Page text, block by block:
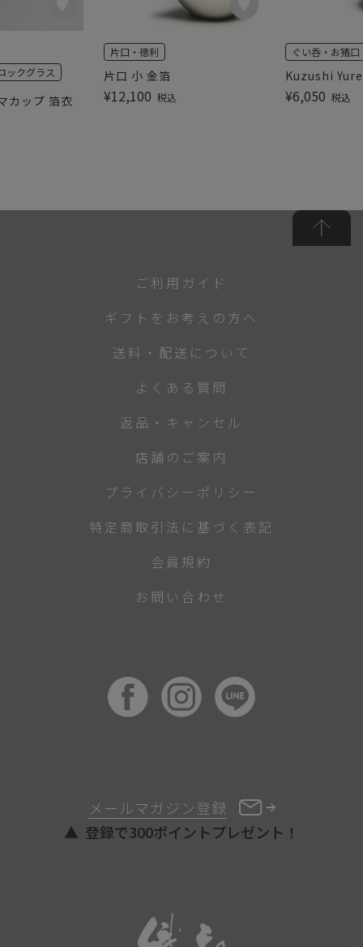
カップ 箔衣
ックグラス 片口 小 金箔
片口・徳利
¥12,100 税込
Kuzushi
ぐい呑・お猪口
¥6,050 税込
メールマガジン登録
登録で300ポイントプレゼント！
ご利用ガイド
ギフトをお考えの方へ
送料・配送について
よくある質問
返品・キャンセル
店舗のご案内
プライバシーポリシー
特定商取引法に基づく表記
会員規約
お問い合わせ